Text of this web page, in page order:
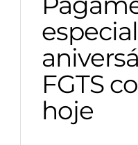
FGTS
hoje